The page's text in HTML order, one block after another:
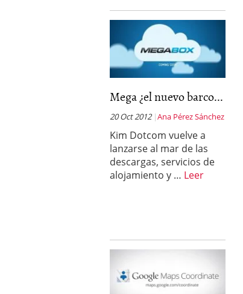
Mega ¿el nuevo barco...
20 Oct 2012 Ana Pérez Sánchez
Kim Dotcom vuelve a
lanzarse al mar de las
descargas, servicios de
alojamiento y … Leer